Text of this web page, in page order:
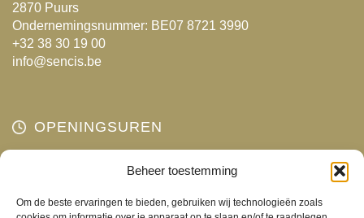
Beheer toestemming
Om de beste ervaringen te bieden, gebruiken wij technologieën zoals
2870 Puurs
Ondernemingsnummer: BE07 8721 3990
+32 38 30 19 00
info@sencis.be
OPENINGSUREN
Gesloten